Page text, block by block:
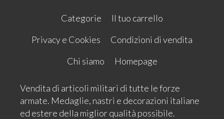
Categorie
Il tuo carrello
Privacy e Cookies
Condizioni di vendita
Chi siamo
Homepage
Vendita di articoli militari di tutte le forze
armate. Medaglie, nastri e decorazioni italiane
ed estere della miglior qualità possibile.